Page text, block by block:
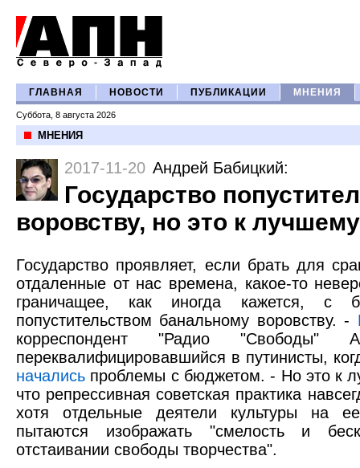
ГЛАВНАЯ НОВОСТИ ПУБЛИКАЦИИ МНЕНИЯ
Суббота, 8 августа 2026
МНЕНИЯ
2017-11-20 Андрей Бабицкий:
Государство
воровству, но это к лучшему
Государство проявляет, если брать для
отдаленные от нас времена, какое-то
граничащее, как иногда кажется, с
попустительством банальному воровству. -
корреспондент "Радио "Свободы"
переквалифицировавшийся в путинисты,
начались проблемы с бюджетом. - Но это к
что репрессивная советская практика
хотя отдельные деятели культуры на
пытаются изображать "смелость и
отстаивании свободы творчества".